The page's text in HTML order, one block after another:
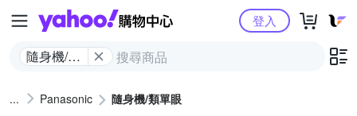
Yahoo購物中心
隨身機/類
登入
Panasonic 隨身機/類單眼